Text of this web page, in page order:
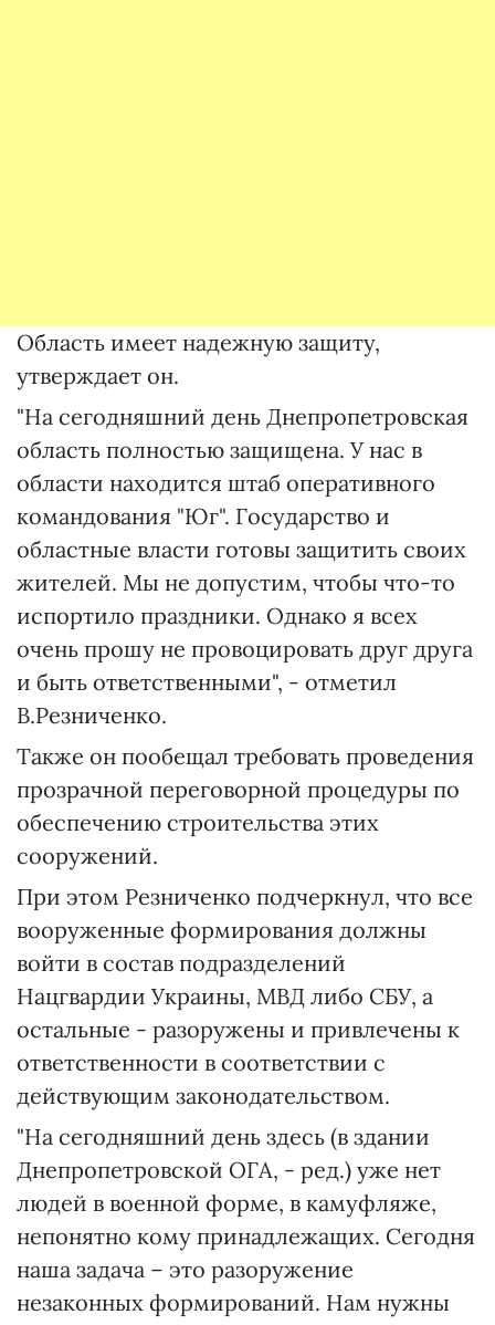
Область имеет надежную защиту,
утверждает он.
"На сегодняшний день Днепропетровская
область полностью защищена. У нас в
области находится штаб оперативного
командования "Юг". Государство и
областные власти готовы защитить своих
жителей. Мы не допустим, чтобы что-то
испортило праздники. Однако я всех
очень прошу не провоцировать друг друга
и быть ответственными", - отметил
В.Резниченко.
Также он пообещал требовать проведения
прозрачной переговорной процедуры по
обеспечению строительства этих
сооружений.
При этом Резниченко подчеркнул, что все
вооруженные формирования должны
войти в состав подразделений
Нацгвардии Украины, МВД либо СБУ, а
остальные - разоружены и привлечены к
ответственности в соответствии с
действующим законодательством.
"На сегодняшний день здесь (в здании
Днепропетровской ОГА, - ред.) уже нет
людей в военной форме, в камуфляже,
непонятно кому принадлежащих. Сегодня
наша задача – это разоружение
незаконных формирований. Нам нужны